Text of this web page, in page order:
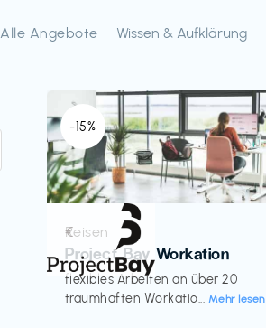
Alle Angebote Wissen & Aufklärung
-15%
Reisen
Project Bay Workation
flexibles Arbeiten an über 20
traumhaften Workatio... Mehr lesen
€‎